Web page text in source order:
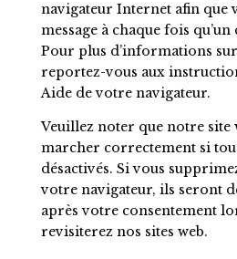
navigateur Internet afin que
message à chaque fois
Pour plus d’informations
reportez-vous aux
Aide de votre navigateur.
Veuillez noter que notre site
marcher correctement si
désactivés. Si vous
votre navigateur, ils seront
après votre consentement
revisiterez nos sites web.